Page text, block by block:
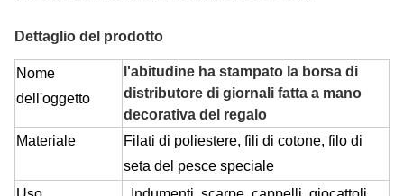
Dettaglio del prodotto
Nome
dell'oggetto
l'abitudine ha stampato la borsa di
distributore di giornali fatta a mano
decorativa del regalo
Materiale
Filati di poliestere, fili di cotone, filo di
seta del pesce speciale